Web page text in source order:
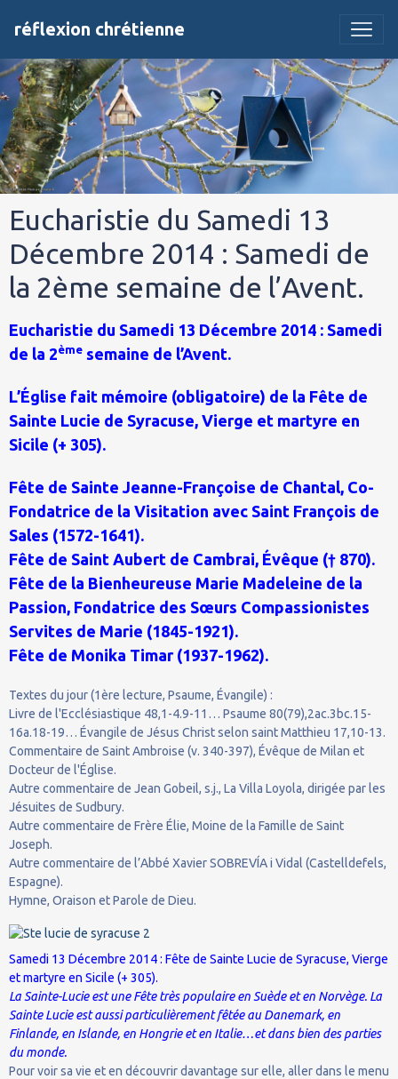
réflexion chrétienne
Eucharistie du Samedi 13
Décembre 2014 : Samedi de
la 2ème semaine de l’Avent.
Eucharistie du Samedi 13 Décembre 2014 : Samedi
de la 2ème semaine de l’Avent.
L’Église fait mémoire (obligatoire) de la Fête de
Sainte Lucie de Syracuse, Vierge et martyre en
Sicile (+ 305).
Fête de Sainte Jeanne-Françoise de Chantal, Co-
Fondatrice de la Visitation avec Saint François de
Sales (1572-1641).
Fête de Saint Aubert de Cambrai, Évêque († 870).
Fête de la Bienheureuse Marie Madeleine de la
Passion, Fondatrice des Sœurs Compassionistes
Servites de Marie (1845-1921).
Fête de Monika Timar (1937-1962).
Textes du jour (1ère lecture, Psaume, Évangile) :
Livre de l'Ecclésiastique 48,1-4.9-11… Psaume 80(79),2ac.3bc.15-
16a.18-19… Évangile de Jésus Christ selon saint Matthieu 17,10-13.
Commentaire de Saint Ambroise (v. 340-397), Évêque de Milan et
Docteur de l'Église.
Autre commentaire de Jean Gobeil, s.j., La Villa Loyola, dirigée par les
Jésuites de Sudbury.
Autre commentaire de Frère Élie, Moine de la Famille de Saint
Joseph.
Autre commentaire de l’Abbé Xavier SOBREVÍA i Vidal (Castelldefels,
Espagne).
Hymne, Oraison et Parole de Dieu.
Samedi 13 Décembre 2014 : Fête de Sainte Lucie de Syracuse, Vierge
et martyre en Sicile (+ 305).
La Sainte-Lucie est une Fête très populaire en Suède et en Norvège. La
Sainte Lucie est aussi particulièrement fêtée au Danemark, en
Finlande, en Islande, en Hongrie et en Italie…et dans bien des parties
du monde.
Pour voir sa vie et en découvrir davantage sur elle, aller dans le menu